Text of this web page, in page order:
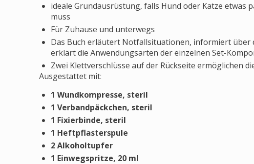
ideale Grundausrüstung, falls Hund oder Katze etwas
muss
Für Zuhause und unterwegs
Das Buch erläutert Notfallsituationen, informiert über
erklärt die Anwendungsarten der einzelnen Set-
Zwei Klettverschlüsse auf der Rückseite ermöglichen
Ausgestattet mit:
1 Wundkompresse, steril
1 Verbandpäckchen, steril
1 Fixierbinde, steril
1 Heftpflasterspule
2 Alkoholtupfer
1 Einwegspritze, 20 ml